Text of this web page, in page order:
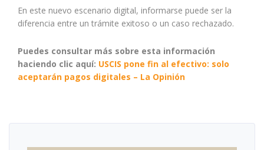
En este nuevo escenario digital, informarse puede ser la
diferencia entre un trámite exitoso o un caso rechazado.
Puedes consultar más sobre esta información
haciendo clic aquí: USCIS pone fin al efectivo: solo
aceptarán pagos digitales – La Opinión